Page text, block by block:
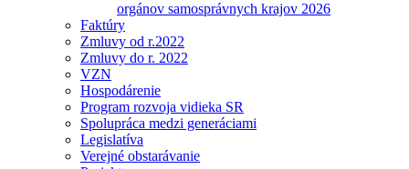
orgánov samosprávnych krajov 2026
Faktúry
Zmluvy od r.2022
Zmluvy do r. 2022
VZN
Hospodárenie
Program rozvoja vidieka SR
Spolupráca medzi generáciami
Legislatíva
Verejné obstarávanie